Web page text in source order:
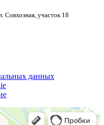
участок 18
данных